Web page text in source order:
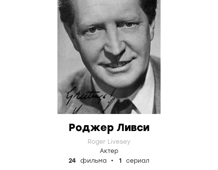
Роджер Ливси
Roger Livesey
Актер
24
фильма 1 сериал